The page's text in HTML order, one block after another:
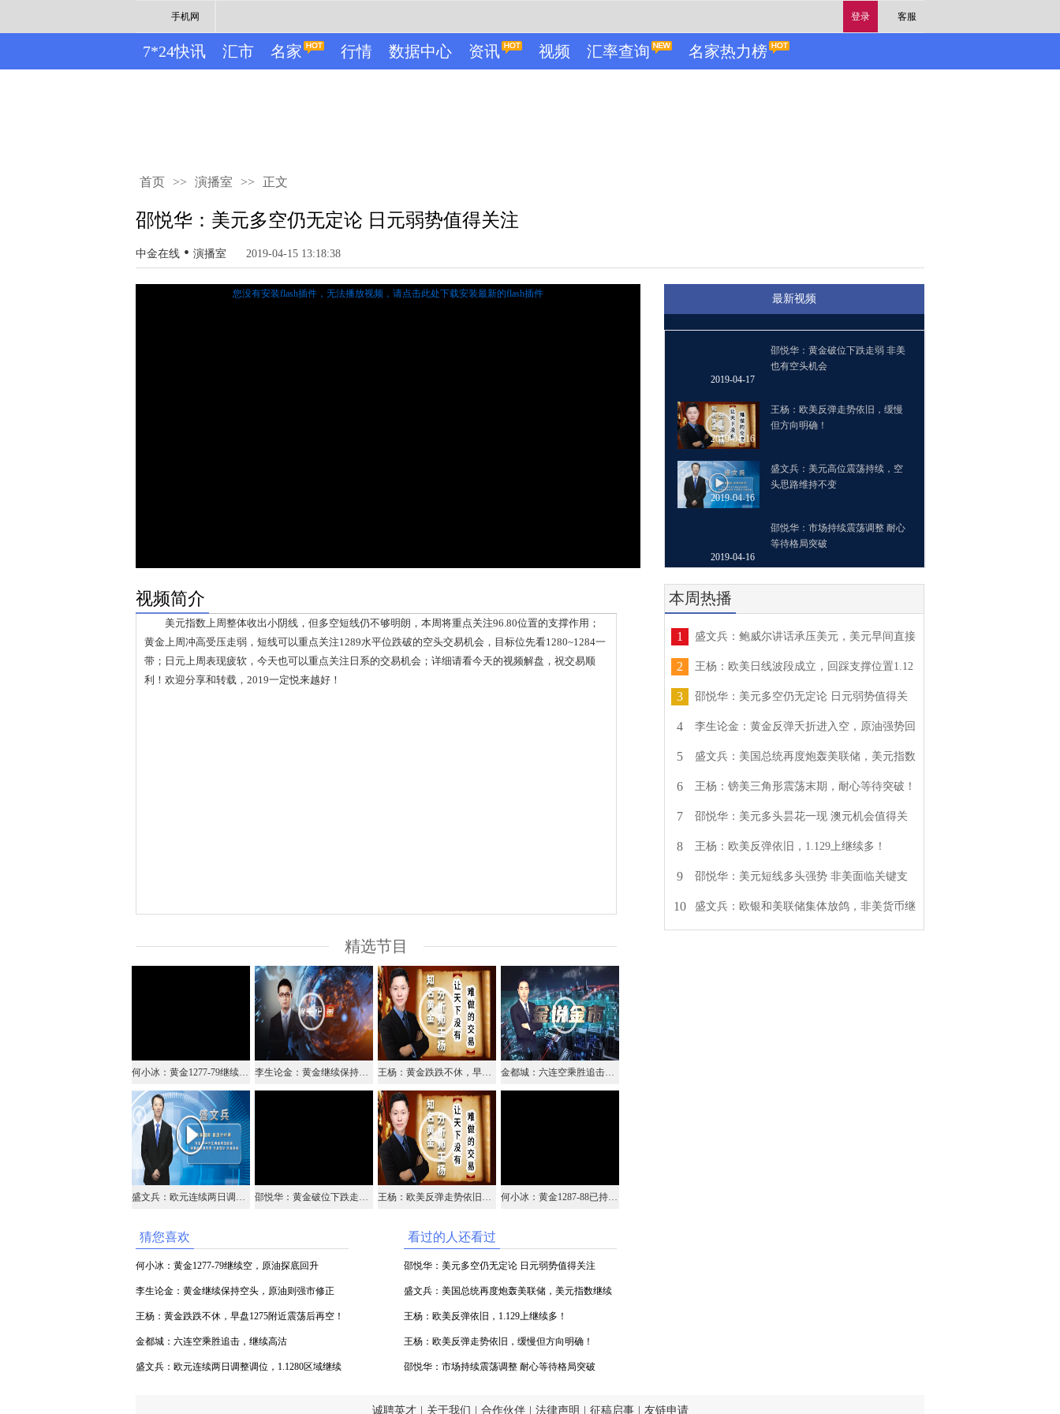
登录 客服
手机网
7*24快讯 汇市 名家 行情 数据中心 资讯 视频 汇率查询 名家热力榜
首页 >> 演播室 >> 正文
邵悦华：美元多空仍无定论 日元弱势值得关注
中金在线 • 演播室 2019-04-15 13:18:38
您没有安装flash插件，无法播放视频， 请点击此处下载安装最新的flash插件 最新视频
2019-04-17
邵悦华：黄金破位下跌走弱 非美
也有空头机会
2019-04-16
王杨：欧美反弹走势依旧，缓慢
但方向明确！
2019-04-16
盛文兵：美元高位震荡持续，空
头思路维持不变
2019-04-16
邵悦华：市场持续震荡调整 耐心
等待格局突破
视频简介
美元指数上周整体收出小阴线，但多空短线仍不够明朗，本周将重点关注96.80位置的支撑作用；
黄金上周冲高受压走弱，短线可以重点关注1289水平位跌破的空头交易机会，目标位先看1280~1284一
带；日元上周表现疲软，今天也可以重点关注日系的交易机会；详细请看今天的视频解盘，祝交易顺
利！欢迎分享和转载，2019一定悦来越好！
精选节目
何小冰：黄金1277-79继续空，原油探底回升 李生论金：黄金继续保持空头，原油则强市修正（视频） 王杨：黄金跌跌不休，早盘1275附近震荡后再空！ 金都城：六连空乘胜追击，继续高沽
盛文兵：欧元连续两日调整调位，1.1280区域继续做多 邵悦华：黄金破位下跌走弱 非美也有空头机会 王杨：欧美反弹走势依旧，缓慢但方向明确！ 何小冰：黄金1287-88已持空，原油63.6空
猜您喜欢
何小冰：黄金1277-79继续空，原油探底回升
李生论金：黄金继续保持空头，原油则强市修正
（视频）
王杨：黄金跌跌不休，早盘1275附近震荡后再空！
金都城：六连空乘胜追击，继续高沽
盛文兵：欧元连续两日调整调位，1.1280区域继续
看过的人还看过
邵悦华：美元多空仍无定论 日元弱势值得关注
盛文兵：美国总统再度炮轰美联储，美元指数继续
逢高参与空头
王杨：欧美反弹依旧，1.129上继续多！
王杨：欧美反弹走势依旧，缓慢但方向明确！
邵悦华：市场持续震荡调整 耐心等待格局突破
本周热播
1 盛文兵：鲍威尔讲话承压美元，美元早间直接
2 王杨：欧美日线波段成立，回踩支撑位置1.12
3 邵悦华：美元多空仍无定论 日元弱势值得关
4 李生论金：黄金反弹夭折进入空，原油强势回
5 盛文兵：美国总统再度炮轰美联储，美元指数
6 王杨：镑美三角形震荡末期，耐心等待突破！
7 邵悦华：美元多头昙花一现 澳元机会值得关
8 王杨：欧美反弹依旧，1.129上继续多！
9 邵悦华：美元短线多头强势 非美面临关键支
10 盛文兵：欧银和美联储集体放鸽，非美货币继
诚聘英才 关于我们 合作伙伴 法律声明 征稿启事 友链申请